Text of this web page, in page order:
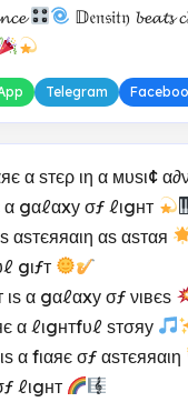
𝔻𝔢𝔫𝔰𝔦𝔱𝔶 𝓫𝓮𝓪𝓽𝓼
Telegram
α ѕтєρ ιη α мυѕι¢
gαℓαxу σƒ ℓιgнт
αѕтєяяαιη αѕ αѕтαя
gιƒт
ιѕ α gαℓαxу σƒ νιвєѕ
α ℓιgнтfυℓ ѕтσяу
α fιαяє σƒ αѕтєяяαιη
ℓιgнт